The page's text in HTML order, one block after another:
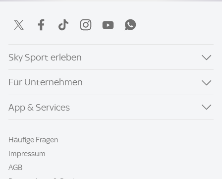
Sky Sport erleben
Für Unternehmen
App & Services
Häufige Fragen
Impressum
AGB